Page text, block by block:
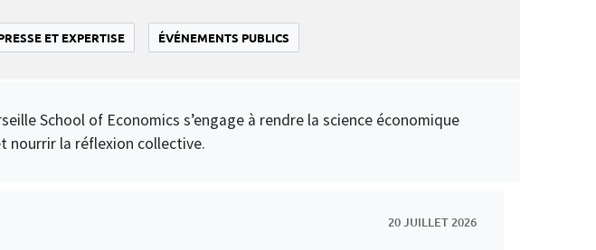
ET EXPERTISE ÉVÉNEMENTS PUBLICS
School of Economics s’engage à rendre la science économique
nourrir la réflexion collective.
20 JUILLET 2026